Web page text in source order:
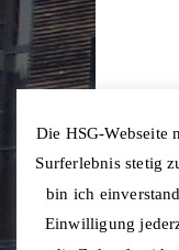
Die HSG-Webseite
Surferlebnis stetig
bin ich
Einwilligung